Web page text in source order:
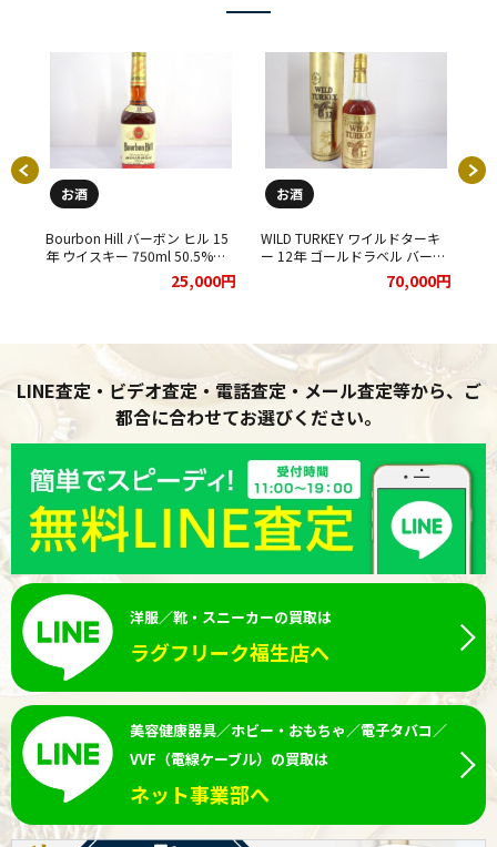
お酒
Bourbon Hill バーボン ヒル 15
年 ウイスキー 750ml 50.5%を
お買取りさせて頂きました★
25,000円
お酒
WILD TURKEY ワイルドターキ
ー 12年 ゴールドラベル バーボ
ン ウイスキー 750ml 50.5％ を
お買取りさせて頂きました★
70,000円
LINE査定・ビデオ査定・電話査定・メール査定等から、ご
都合に合わせてお選びください。
洋服／靴・スニーカーの買取は
ラグフリーク福生店へ
美容健康器具／ホビー・おもちゃ／電子タバコ／
VVF（電線ケーブル）の買取は
ネット事業部へ